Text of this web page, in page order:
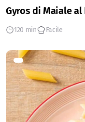
Gyros di Maiale al
120 min Facile